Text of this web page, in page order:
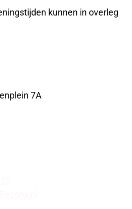
kunnen in overleg
7A